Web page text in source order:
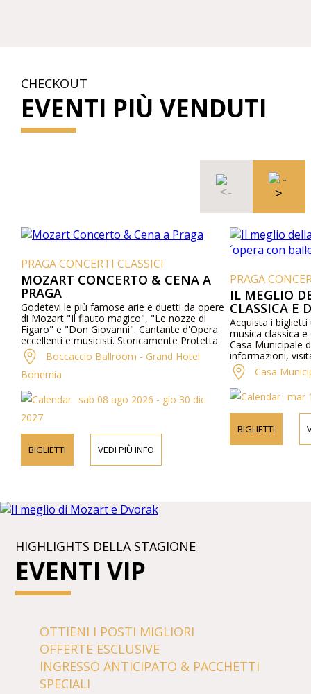
CHECKOUT
EVENTI PIÙ VENDUTI
PRAGA CONCERTI CLASSICI
MOZART CONCERTO & CENA A
PRAGA
Godetevi le più famose arie e duetti da opere
di Mozart "Il flauto magico", "Le nozze di
Figaro" e "Don Giovanni". Cantante d'Opera
eccellenti e musicisti. Storicamente Protetta
Hall nel centro di Praga. Cucina eccezionale.
Boccaccio Ballroom - Grand Hotel
Bohemia
sab 08 ago 2026 - gio 30 dic
2027
BIGLIETTI VEDI PIÙ INFO
PRAGA
IL MEGLIO
CLASSICA E
BALLETTO
Acquista i
musica classica
Casa Municipale
informazioni,
Casa
mar
BIGLIETTI
HIGHLIGHTS DELLA STAGIONE
EVENTI VIP
OTTIENI I POSTI MIGLIORI
OFFERTE ESCLUSIVE
INGRESSO ANTICIPATO & PACCHETTI
SPECIALI